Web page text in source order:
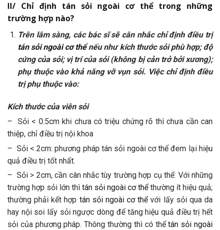
II/ Chỉ định tán sỏi ngoài cơ thể trong những
trường hợp nào?
Trên lâm sàng, các bác sĩ sẽ cân nhắc chỉ định điều trị
tán sỏi ngoài cơ thểnếu như kích thước sỏi phù hợp; độ
cứng của sỏi; vị trí của sỏi (không bị cản trở bởi xương);
phụ thuộc vào khả năng vỡ vụn sỏi. Việc chỉ định điều
trị phụ thuộc vào:
Kích thước của viên sỏi
– Sỏi < 0.5cm khi chưa có triệu chứng rõ thì chưa cần can
thiệp, chỉ điều trị nội khoa
– Sỏi < 2cm: phương pháp tán sỏi ngoài cơ thể đem lại hiệu
quả điều trị tốt nhất.
– Sỏi > 2cm, cần cân nhắc tùy trường hợp cụ thể: Với những
trường hợp sỏi lớn thì tán sỏi ngoài cơ thểthường ít hiệu quả;
thường phải kết hợp tán sỏi ngoài cơ thểvới lấy sỏi qua da
hay nội soi lấy sỏi ngược dòng để tăng hiệu quả điều trị hết
sỏi của phương pháp. Thông thường thì có thểtán sỏi ngoài